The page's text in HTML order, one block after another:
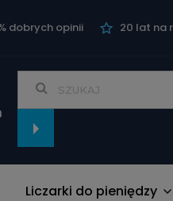
dobrych opinii 20 lat na
Liczarki do pieniędzy